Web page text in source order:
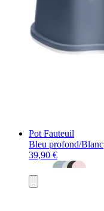
Pot Fauteuil
Bleu profond/Blanc
39,90 €
au